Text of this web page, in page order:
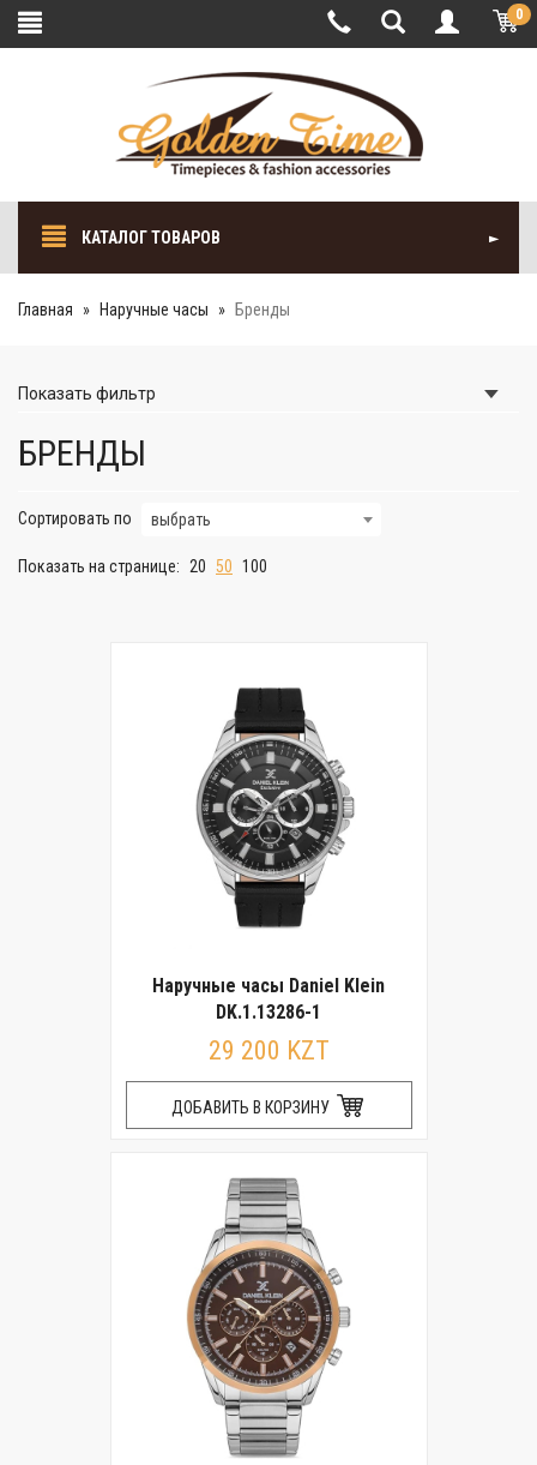
0
КАТАЛОГ ТОВАРОВ
Главная Наручные часы Бренды
Показать фильтр
БРЕНДЫ
Сортировать по выбрать
Показать на странице: 20 50 100
Наручные часы Daniel Klein
DK.1.13286-1
29 200 KZT
ДОБАВИТЬ В КОРЗИНУ